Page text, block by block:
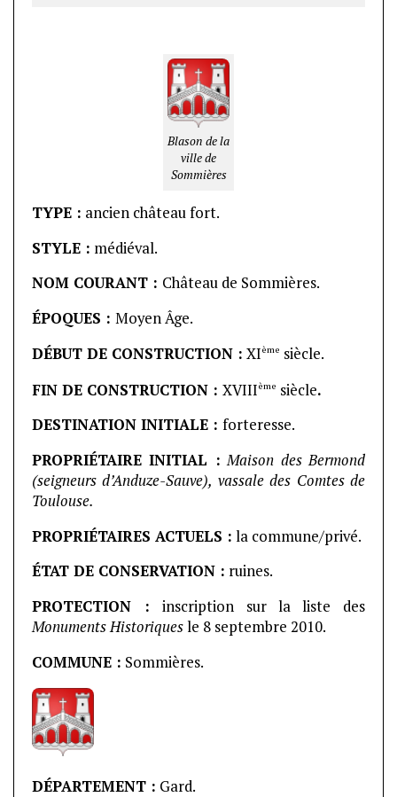
Blason de la
ville de
Sommières
TYPE : ancien château fort.
STYLE : médiéval.
NOM COURANT : Château de Sommières.
ÉPOQUES :Moyen Âge.
DÉBUT DE CONSTRUCTION : XIème siècle.
FIN DE CONSTRUCTION :XVIIIème siècle.
DESTINATION INITIALE :forteresse.
PROPRIÉTAIRE INITIAL : Maison des Bermond
(seigneurs d’Anduze-Sauve), vassale des Comtes de
Toulouse.
PROPRIÉTAIRES ACTUELS : la commune/privé.
ÉTAT DE CONSERVATION : ruines.
PROTECTION :inscription sur la liste des
Monuments Historiquesle 8 septembre 2010.
COMMUNE : Sommières.
DÉPARTEMENT : Gard.